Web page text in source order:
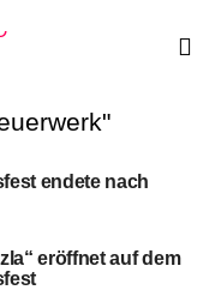
endete nach
eröffnet auf dem